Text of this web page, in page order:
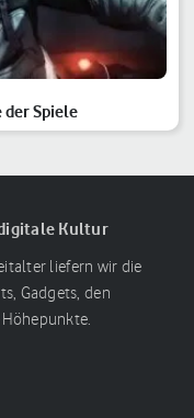
Spiele
Kultur
liefern wir die
Gadgets, den